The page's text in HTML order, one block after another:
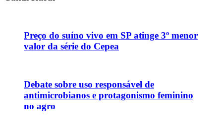
Preço do suíno vivo em SP atinge 3º menor
valor da série do Cepea
Debate sobre uso responsável de
antimicrobianos e protagonismo feminino
no agro